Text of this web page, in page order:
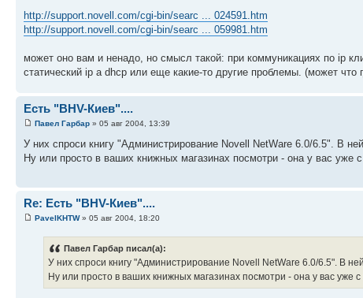
http://support.novell.com/cgi-bin/searc ... 024591.htm
http://support.novell.com/cgi-bin/searc ... 059981.htm
может оно вам и ненадо, но смысл такой: при коммуникациях по ip
статический ip а dhcp или еще какие-то другие проблемы. (может
Есть "BHV-Киев"....
Павел Гарбар » 05 авг 2004, 13:39
У них спроси книгу "Администрирование Novell NetWare 6.0/6.5". В
Ну или просто в ваших книжных магазинах посмотри - она у вас уже
Re: Есть "BHV-Киев"....
PavelKHTW» 05 авг 2004, 18:20
Павел Гарбар писал(а):
У них спроси книгу "Администрирование Novell NetWare 6.0/6.5". В
Ну или просто в ваших книжных магазинах посмотри - она у вас уже с